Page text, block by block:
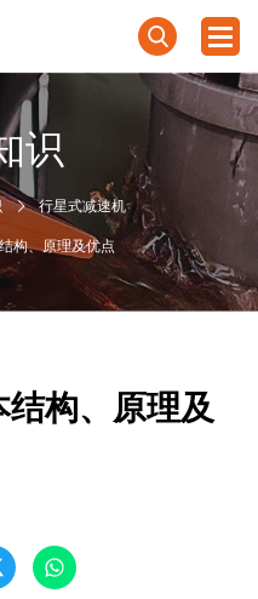
识
行星式减速机
构、原理及优点
构、原理及